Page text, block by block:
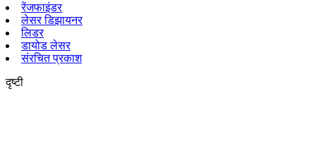
रेंजफाइंडर
लेसर डिझायनर
लिडर
डायोड लेसर
संरचित प्रकाश
दृष्टी